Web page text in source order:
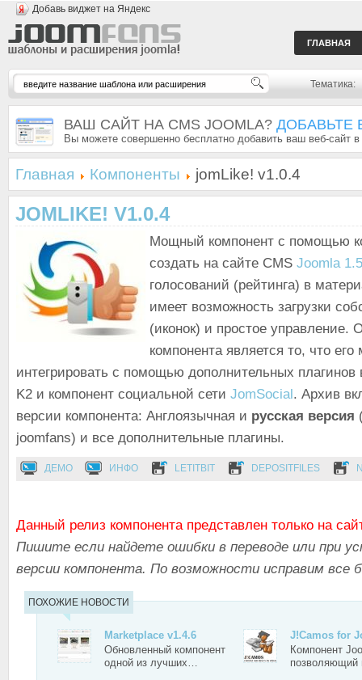
Добавь виджет на Яндекс
ГЛАВНАЯ
Тематика:
ВАШ САЙТ НА CMS JOOMLA? ДОБАВЬТЕ
Вы можете совершенно бесплатно добавить ваш веб-сайт
Главная Компоненты jomLike! v1.0.4
JOMLIKE! V1.0.4
Мощный компонент с помощью
создать на сайте CMS Joomla 1.5
голосований (рейтинга) в
имеет возможность загрузки
(иконок) и простое управление.
компонента является то, что его
интегрировать с помощью дополнительных плагинов
K2 и компонент социальной сети JomSocial. Архив
версии компонента: Англоязычная и русская версия
joomfans) и все дополнительные плагины.
ДЕМО ИНФО LETITBIT DEPOSITFILES
Данный релиз компонента представлен только на
Пишите если найдете ошибки в переводе или при
версии компонента. По возможности исправим все
ПОХОЖИЕ НОВОСТИ
Marketplace v1.4.6
Обновленный компонент
одной из лучших…
J!Camos for
Компонент
позволяющий